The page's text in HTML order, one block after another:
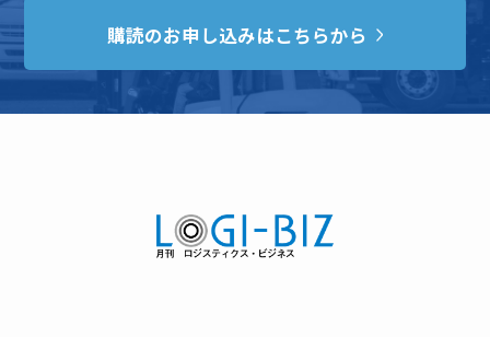
購読のお申し込みはこちらから